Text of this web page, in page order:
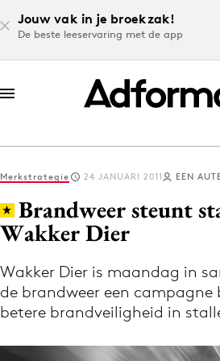
Jouw vak in je broekzak!
De beste leeservaring met de app
Log in
Volg het laatste nieuws
Nieuws
Merkstrategie 24 JANUARI 2011 EEN
Brandweer steunt
Wakker Dier
Wakker Dier is maandag in
de brandweer een campagne
betere brandveiligheid in